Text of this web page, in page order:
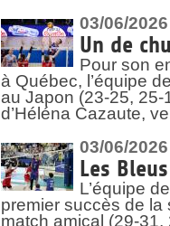
03/06/2026
Un de
Pour son
à Québec, l’équipe
au Japon (23-25,
d’Héléna Cazaute,
03/06/2026
Les
L’équipe
premier succès de la
match amical (29-